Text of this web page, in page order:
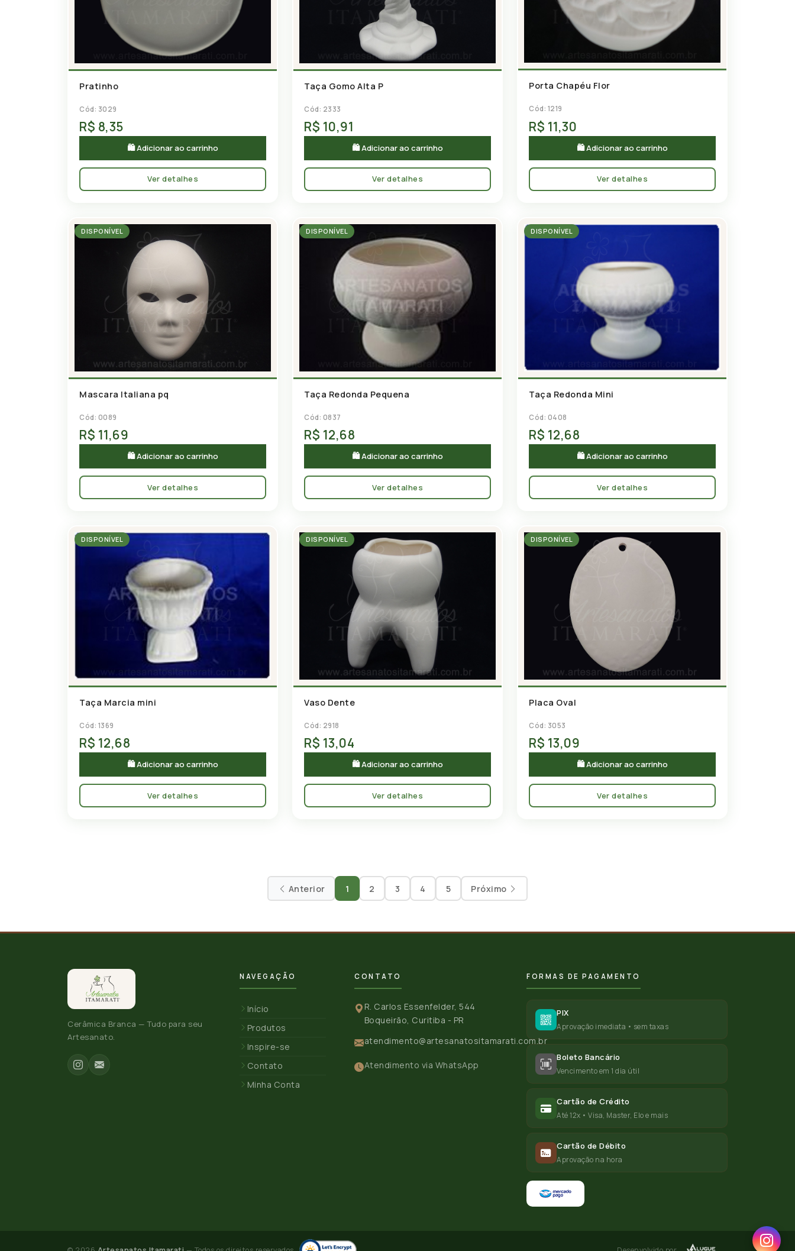
Pratinho
Cód: 3029
R$ 8,35
🛍 Adicionar ao carrinho
Ver detalhes
Taça Gomo Alta P
Cód: 2333
R$ 10,91
🛍 Adicionar ao carrinho
Ver detalhes
Porta Chapéu Flor
Cód: 1219
R$ 11,30
🛍 Adicionar ao carrinho
Ver detalhes
DISPONÍVEL
Mascara Italiana pq
Cód: 0089
R$ 11,69
🛍 Adicionar ao carrinho
Ver detalhes
DISPONÍVEL
Taça Redonda Pequena
Cód: 0837
R$ 12,68
🛍 Adicionar ao carrinho
Ver detalhes
DISPONÍVEL
Taça Redonda Mini
Cód: 0408
R$ 12,68
🛍 Adicionar ao carrinho
Ver detalhes
DISPONÍVEL
Taça Marcia mini
Cód: 1369
R$ 12,68
🛍 Adicionar ao carrinho
Ver detalhes
DISPONÍVEL
Vaso Dente
Cód: 2918
R$ 13,04
🛍 Adicionar ao carrinho
Ver detalhes
DISPONÍVEL
Placa Oval
Cód: 3053
R$ 13,09
🛍 Adicionar ao carrinho
Ver detalhes
Anterior 1 2 3 4 5 Próximo
Cerâmica Branca — Tudo para seu
Artesanato.
NAVEGAÇÃO
Início
Produtos
Inspire-se
Contato
Minha Conta
CONTATO
R. Carlos Essenfelder, 544
Boqueirão, Curitiba - PR
atendimento@artesanatositamarati.com.br
Atendimento via WhatsApp
FORMAS DE PAGAMENTO
PIX
Aprovação imediata • sem taxas
Boleto Bancário
Vencimento em 1 dia útil
Cartão de Crédito
Até 12x • Visa, Master, Elo e mais
Cartão de Débito
Aprovação na hora